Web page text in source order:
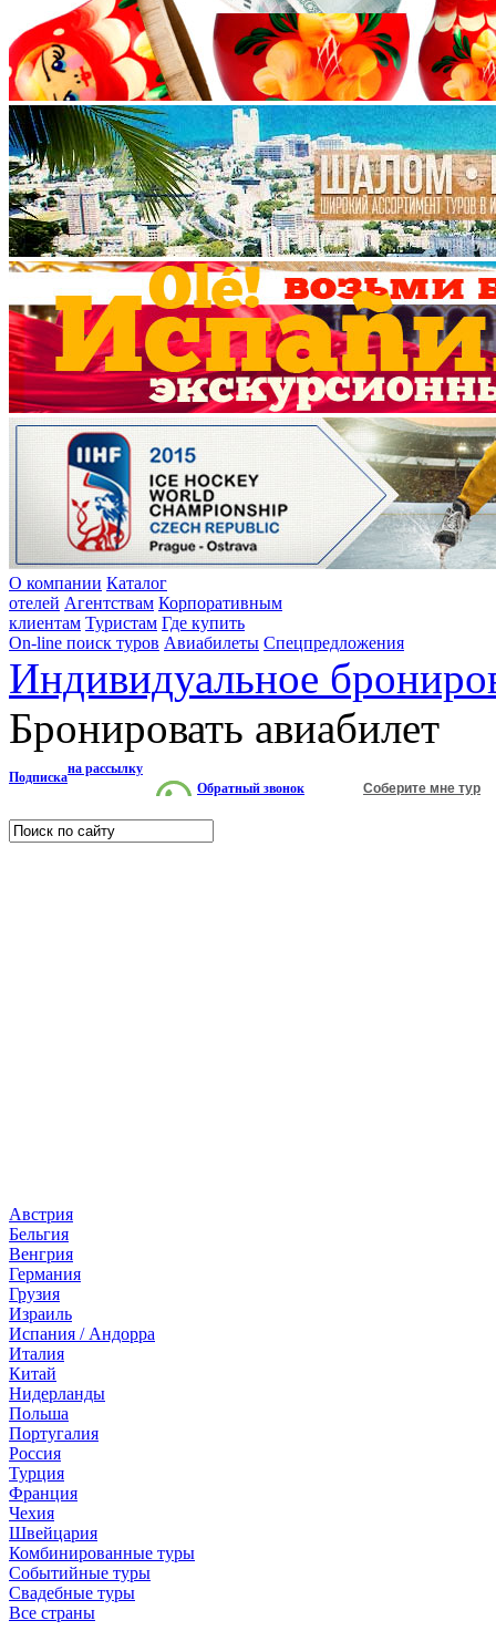
О компании Каталог
отелей Агентствам Корпоративным
клиентам Туристам Где купить
On-line поиск туров Авиабилеты Спецпредложения
Индивидуальное
Бронировать авиабилет
Обратный звонок Соберите мне тур
Подписка
на рассылку
Австрия
Бельгия
Венгрия
Германия
Грузия
Израиль
Испания / Андорра
Италия
Китай
Нидерланды
Польша
Португалия
Россия
Турция
Франция
Чехия
Швейцария
Комбинированные туры
Событийные туры
Свадебные туры
Все страны